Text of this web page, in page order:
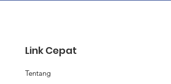
Link Cepat
Tentang